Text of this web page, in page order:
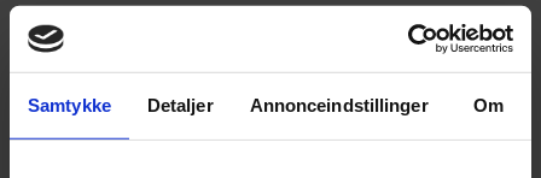
Samtykke Detaljer Annonceindstillinger Om